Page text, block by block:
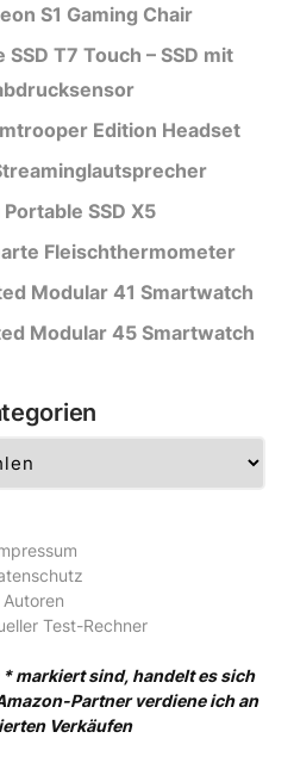
S1 Gaming Chair
T7 Touch – SSD mit
Edition Headset
SSD X5
Fleischthermometer
Modular 41 Smartwatch
Modular 45 Smartwatch
Autoren
Test-Rechner
markiert sind, handelt es sich
Partner verdiene ich an
Verkäufen